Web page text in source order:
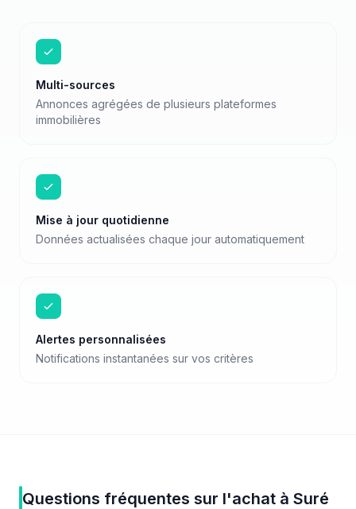
Multi-sources
Annonces agrégées de plusieurs plateformes
immobilières
Mise à jour quotidienne
Données actualisées chaque jour automatiquement
Alertes personnalisées
Notifications instantanées sur vos critères
Questions fréquentes sur l'achat à Suré